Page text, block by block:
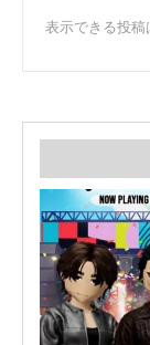
表示できる投稿